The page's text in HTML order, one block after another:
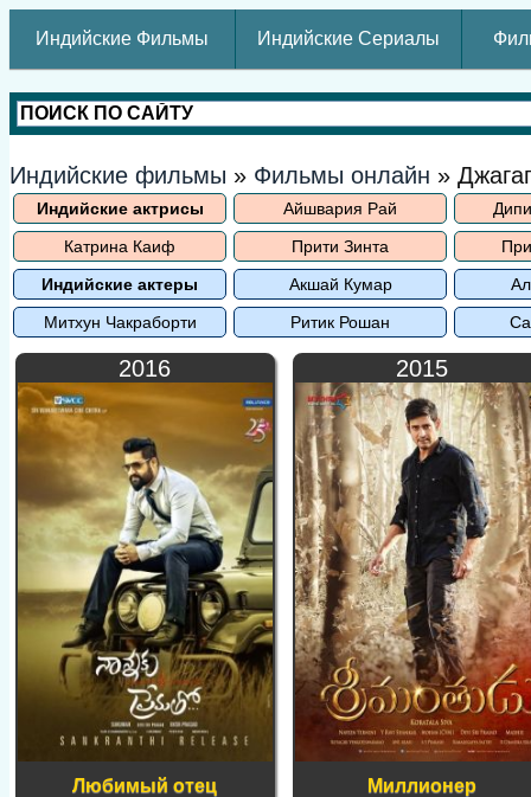
Индийские Фильмы Индийские Сериалы
Индийские фильмы » Фильмы онлайн »
Индийские актрисы Айшвария Рай
Катрина Каиф
Прити Зинта
Индийские актеры
Акшай Кумар
Митхун Чакраборти
Ритик Рошан
2016
Любимый отец
2015
Миллионер